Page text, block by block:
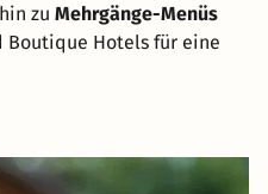
zu Mehrgänge-Menüs
Boutique Hotels für eine